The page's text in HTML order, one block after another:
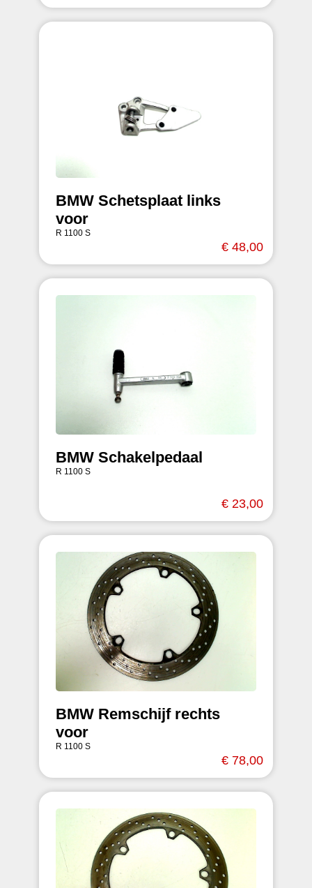
BMW Schetsplaat links
voor
R 1100 S
€ 48,00
BMW Schakelpedaal
R 1100 S
€ 23,00
BMW Remschijf rechts
voor
R 1100 S
€ 78,00